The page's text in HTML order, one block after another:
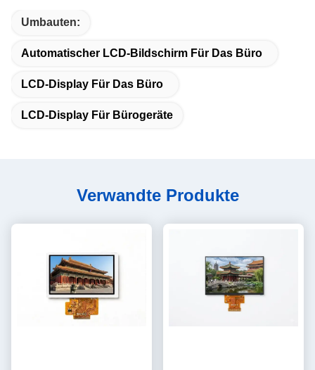
Umbauten:
Automatischer LCD-Bildschirm Für Das Büro
LCD-Display Für Das Büro
LCD-Display Für Bürogeräte
Verwandte Produkte